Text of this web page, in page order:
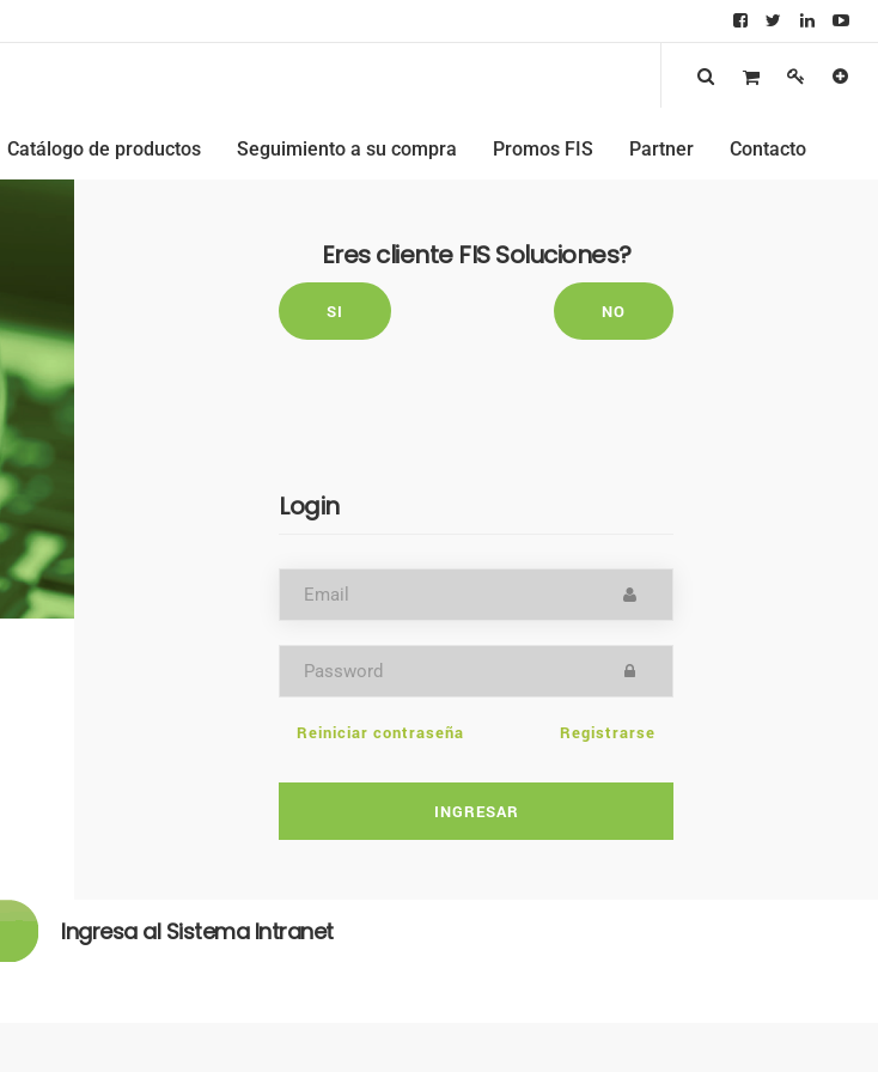
Catálogo de productos Seguimiento a su compra Promos FIS Partner Contacto
Eres cliente FIS Soluciones?
SI NO
Login
Reiniciar contraseña Registrarse
INGRESAR
Ingresa al Sistema Intranet